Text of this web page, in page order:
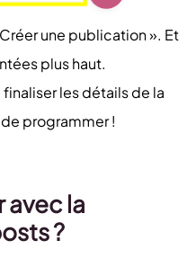
une publication ». Et
plus haut.
les détails de la
programmer !
avec la
?